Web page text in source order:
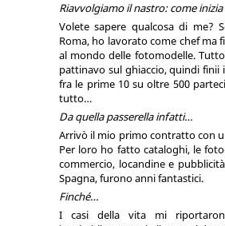
Riavvolgiamo il nastro: come
Volete sapere qualcosa di me?
Roma, ho lavorato come chef ma
al mondo delle fotomodelle.
pattinavo sul ghiaccio, quindi finii
fra le prime 10 su oltre 500
tutto…
Da quella passerella infatti…
Arrivò il mio primo contratto con
Per loro ho fatto cataloghi, le
commercio, locandine e
Spagna, furono anni fantastici.
Finché…
I casi della vita mi